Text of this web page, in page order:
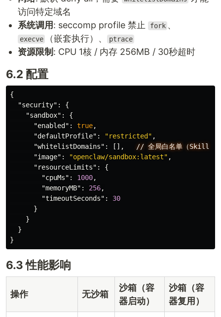
访问特定域名
系统调用: seccomp profile 禁止 fork 、
execve （嵌套执行）、 ptrace
资源限制 : CPU 1核 / 内存 256MB / 30秒超时
6.2 配置
{
"security" :
{
"sandbox" :
{
"enabled" : true,
"defaultProfile" : "restricted" ,
"whitelistDomains" : [], // 全局白名单（Skill
"image" : "openclaw/sandbox:latest" ,
"resourceLimits" :
{
"cpuMs" : 1000,
"memoryMB" : 256,
"timeoutSeconds" :
30
}
}
}
}
6.3 性能影响
操作 无沙箱
沙箱（容
器启动）
沙箱（容
器复用）